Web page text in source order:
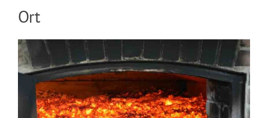
Ort